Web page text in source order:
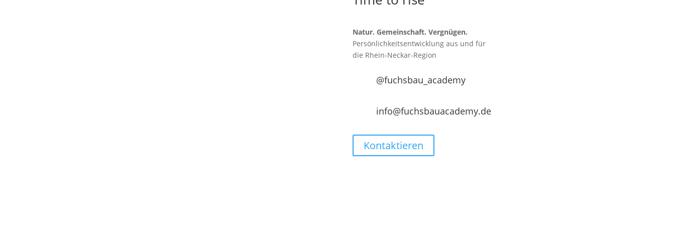
Natur. Gemeinschaft. Vergnügen.
Persönlichkeitsentwicklung aus und für
die Rhein-Neckar-Region
@fuchsbau_academy
info@fuchsbauacademy.de
Kontaktieren